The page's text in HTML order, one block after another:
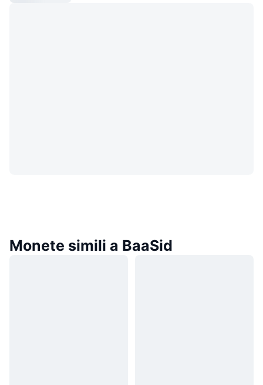
Monete simili a BaaSid